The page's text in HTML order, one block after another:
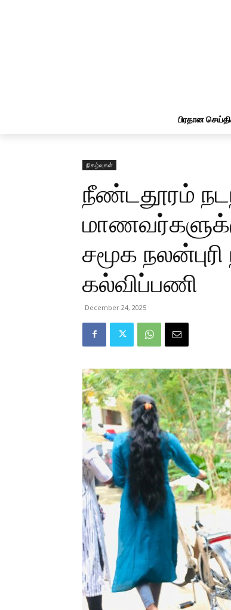
பிரதான
நிகழ்வுகள்
நீண்டதூரம்
சமூக
கல்விப்பணி
December 24, 2025